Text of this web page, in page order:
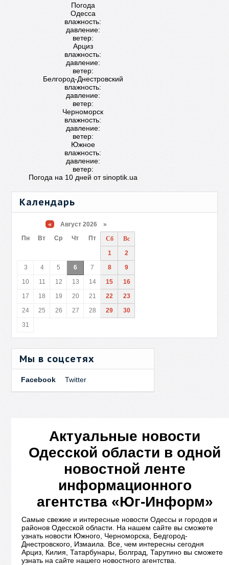
Погода
Одесса
влажность:
давление:
ветер:
Арциз
влажность:
давление:
ветер:
Белгород-Днестровский
влажность:
давление:
ветер:
Черноморск
влажность:
давление:
ветер:
Южное
влажность:
давление:
ветер:
Погода на 10 дней отsinoptik.ua
Календарь
« Август 2026 »
Пн
Вт Ср Чт Пт Сб
Вс
1
2
3
4 5 6 7 8
9
10
11 12 13 14 15
16
17
18 19 20 21 22
23
24
25 26 27 28 29
30
31
Мы в соцсетях
Facebook Twitter
Актуальные новости
Одесской области в одной
новостной ленте
информационного
агентства «Юг-Информ»
Самые свежие и интересные новости Одессы и городов и
районов Одесской области. На нашем сайте вы сможете
узнать новости Южного, Черноморска, Бедгород-
Днестровского, Измаила. Все, чем интересны сегодня
Арциз, Килия, Татарбунары, Болград, Тарутино вы сможете
узнать на сайте нашего новостного агентства.